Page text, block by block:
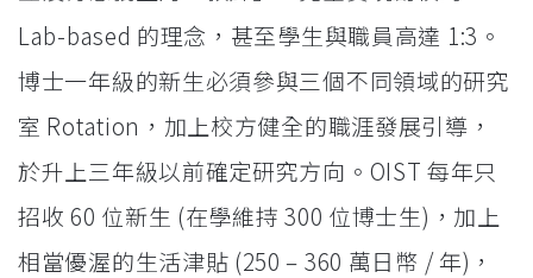
Lab-based 的理念，甚至學生與職員高達 1:3。
博士一年級的新生必須參與三個不同領域的研究
室 Rotation，加上校方健全的職涯發展引導，
於升上三年級以前確定研究方向。OIST 每年只
招收 60 位新生 (在學維持 300 位博士生)，加上
相當優渥的生活津貼 (250 – 360 萬日幣 / 年)，